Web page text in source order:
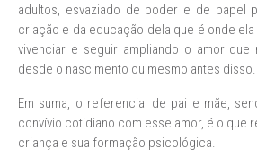
adultos, esvaziado de poder e de papel
criação e da educação dela que é onde
vivenciar e seguir ampliando o amor que
desde o nascimento ou mesmo antes disso.
Em suma, o referencial de pai e mãe,
convívio cotidiano com esse amor, é o que
criança e sua formação psicológica.